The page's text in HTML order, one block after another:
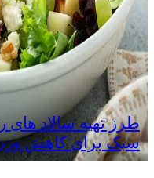
سبک برای کاهش